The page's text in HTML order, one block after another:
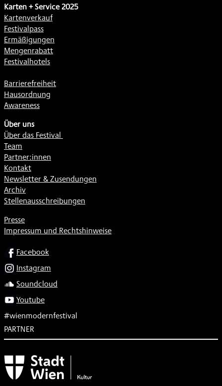
Karten + Service 2025
Kartenverkauf
Festivalpass
Ermäßigungen
Mengenrabatt
Festivalhotels
Barrierefreiheit
Hausordnung
Awareness
Über uns
Über das Festival
Team
Partner:innen
Kontakt
Newsletter & Zusendungen
Archiv
Stellenausschreibungen
Presse
Impressum und Rechtshinweise
SOCIALFacebook
Instagram
Soundcloud
Youtube
#wienmodernfestival
PARTNER
Subventionsgeber